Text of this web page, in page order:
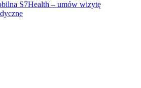
S7Health – umów wizytę